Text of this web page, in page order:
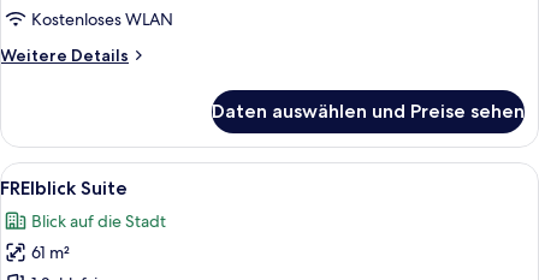
Kostenloses WLAN
Weitere Details
Weitere
View
Large
Daten auswählen und Preise sehen
Alle
Fotos
für
FREIblick
Ein modernes Schlafzimmer mit
6
FREIblick Suite
Blick auf die Stadt
61 m²